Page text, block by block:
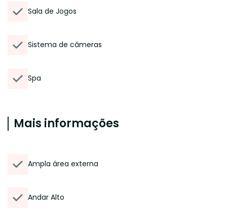
Sala de Jogos
Sistema de câmeras
Spa
Mais informações
Ampla área externa
Andar Alto